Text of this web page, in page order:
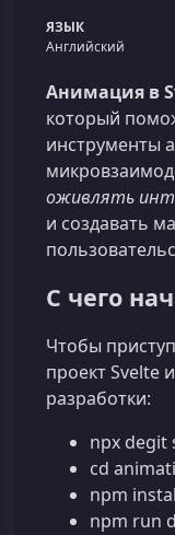
ЯЗЫК
Английский
Анимация в
который
инструменты
оживлять
и создавать
С чего
Чтобы
проект Svelte
разработки:
npx degit
cd
npm
npm run